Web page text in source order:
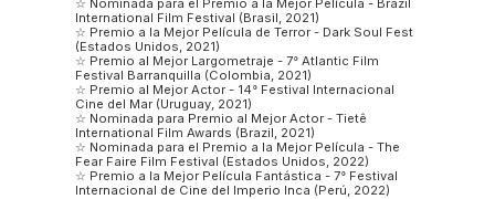
International Film Festival (Brasil, 2021)
☆ Premio a la Mejor Película de Terror - Dark Soul Fest
(Estados Unidos, 2021)
☆ Premio al Mejor Largometraje - 7° Atlantic Film
Festival Barranquilla (Colombia, 2021)
☆ Premio al Mejor Actor - 14° Festival Internacional
Cine del Mar (Uruguay, 2021)
☆ Nominada para Premio al Mejor Actor - Tietê
International Film Awards (Brazil, 2021)
☆ Nominada para el Premio a la Mejor Película - The
Fear Faire Film Festival (Estados Unidos, 2022)
☆ Premio a la Mejor Película Fantástica - 7° Festival
Internacional de Cine del Imperio Inca (Perú, 2022)